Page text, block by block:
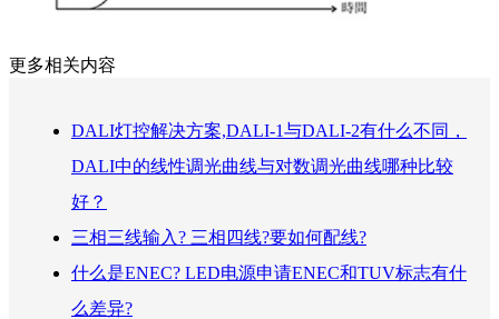
更多相关内容
DALI灯控解决方案,DALI-1与DALI-2有什么不同，
DALI中的线性调光曲线与对数调光曲线哪种比较
好？
三相三线输入? 三相四线?要如何配线?
什么是ENEC? LED电源申请ENEC和TUV标志有什
么差异?